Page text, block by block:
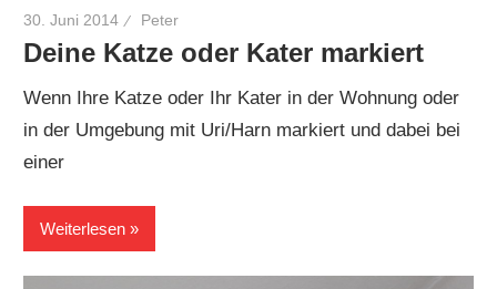
30. Juni 2014 Peter
Deine Katze oder Kater markiert
Wenn Ihre Katze oder Ihr Kater in der Wohnung oder
in der Umgebung mit Uri/Harn markiert und dabei bei
einer
Weiterlesen